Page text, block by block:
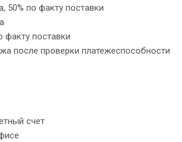
50% по факту поставки
факту поставки
после проверки платежеспособности
счет